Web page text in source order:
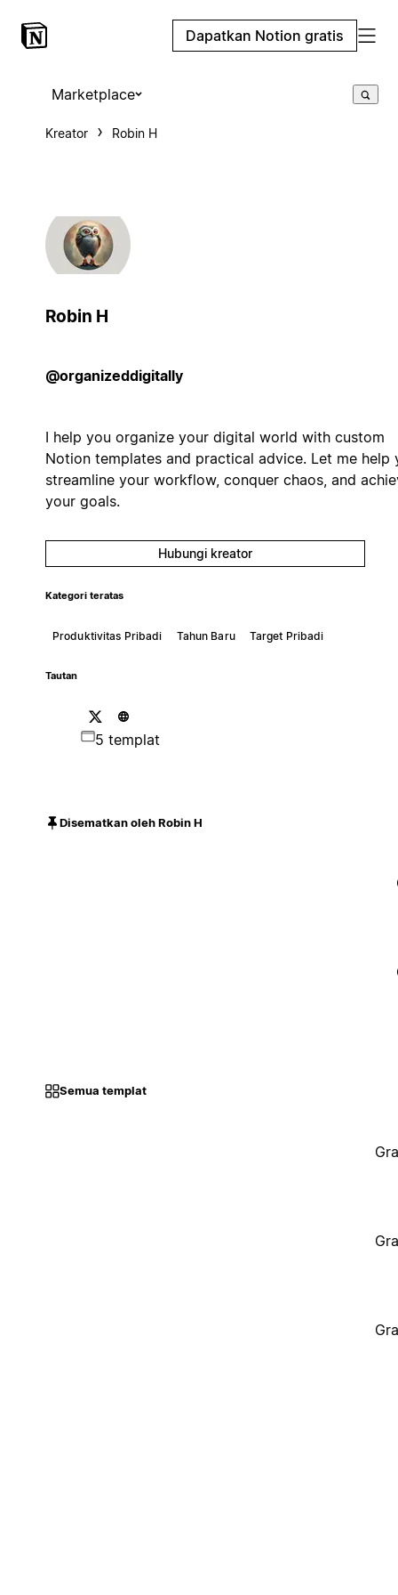
Dapatkan Notion gratis
Marketplace
Kreator Robin H
Robin H
@organizeddigitally
I help you organize your digital world with custom
Notion templates and practical advice. Let me help
streamline your workflow, conquer chaos, and
your goals.
Hubungi kreator
Kategori teratas
Produktivitas Pribadi Tahun Baru Target Pribadi
Tautan
5 templat
Disematkan oleh Robin H
Semua templat